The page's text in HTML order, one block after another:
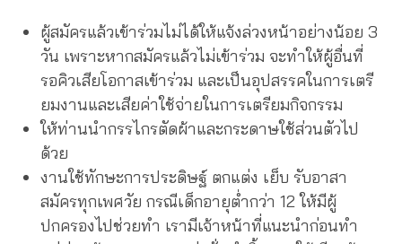
ผู้สมัครแล้วเข้าร่วมไม่ได้ให้แจ้งล่วงหน้าอย่างน้อย 3
วัน เพราะหากสมัครแล้วไม่เข้าร่วม จะทำให้ผู้อื่นที่
รอคิวเสียโอกาสเข้าร่วม และเป็นอุปสรรคในการเตรี
ยมงานและเสียค่าใช้จ่ายในการเตรียมกิจกรรม
ให้ท่านนำกรรไกรตัดผ้าและกระดาษใช้ส่วนตัวไป
ด้วย
งานใช้ทักษะการประดิษฐ์ ตกแต่ง เย็บ รับอาสา
สมัครทุกเพศวัย กรณีเด็กอายุต่ำกว่า 12 ให้มีผู้
ปกครองไปช่วยทำ เรามีเจ้าหน้าที่แนะนำก่อนทำ